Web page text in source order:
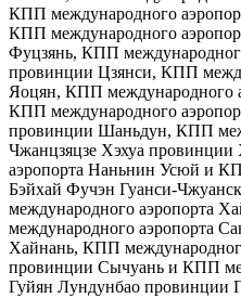
КПП международного
КПП международного
Фуцзянь, КПП
провинции Цзянси, КПП
Яоцян, КПП международного
КПП международного
провинции Шаньдун, КПП
Чжанцзяцзе Хэхуа
аэропорта Наньнин Усюй и
Бэйхай Фучэн Гуанси-
международного аэропорта
международного аэропорта
Хайнань, КПП
провинции Сычуань и КПП
Гуйян Лундунбао провинции